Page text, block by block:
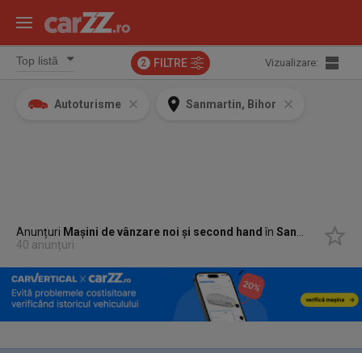
2 FILTRE Vizualizare:
Autoturisme Sanmartin, Bihor
Anunțuri Mașini de vânzare noi și second hand înSanmartin, Bihor
40 anunțuri